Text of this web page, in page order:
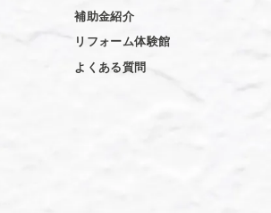
補助金紹介
リフォーム体験館
よくある質問